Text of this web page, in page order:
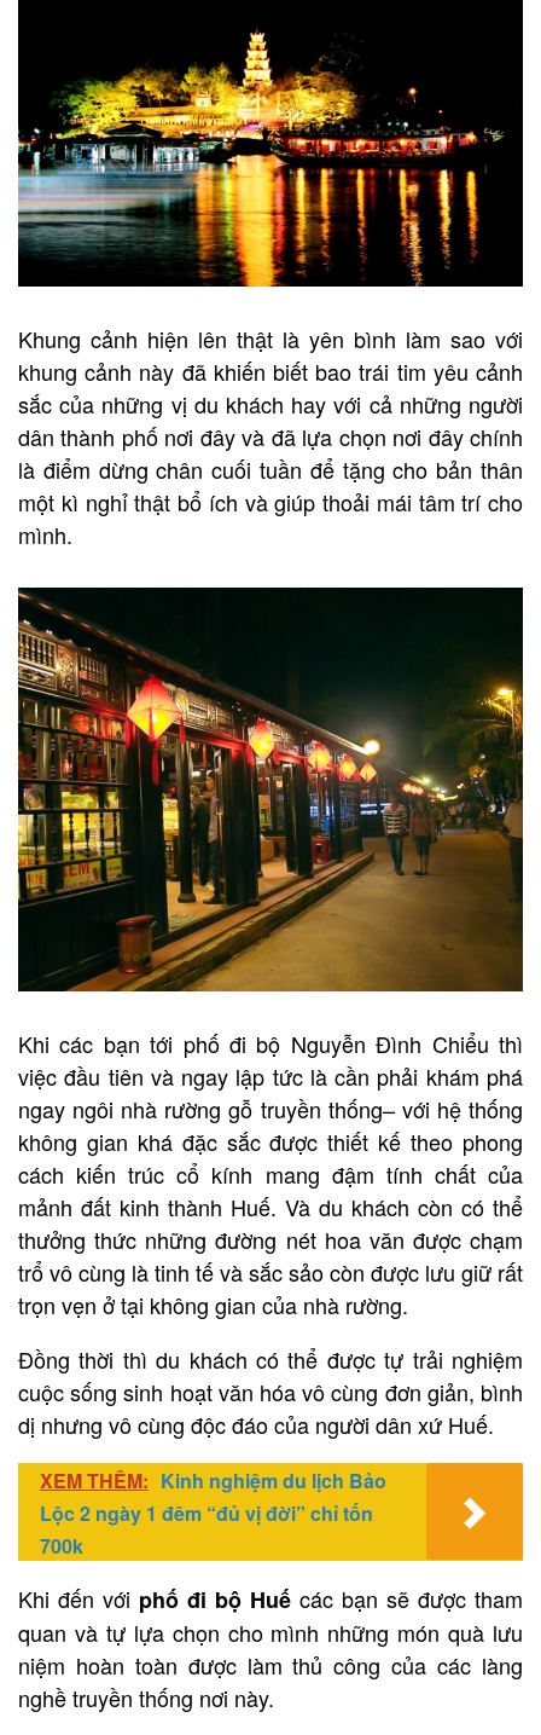
Khung cảnh hiện lên thật là yên bình làm sao với
khung cảnh này đã khiến biết bao trái tim yêu cảnh
sắc của những vị du khách hay với cả những người
dân thành phố nơi đây và đã lựa chọn nơi đây chính
là điểm dừng chân cuối tuần để tặng cho bản thân
một kì nghỉ thật bổ ích và giúp thoải mái tâm trí cho
mình.
Khi các bạn tới phố đi bộ Nguyễn Đình Chiểu thì
việc đầu tiên và ngay lập tức là cần phải khám phá
ngay ngôi nhà rường gỗ truyền thống– với hệ thống
không gian khá đặc sắc được thiết kế theo phong
cách kiến trúc cổ kính mang đậm tính chất của
mảnh đất kinh thành Huế. Và du khách còn có thể
thưởng thức những đường nét hoa văn được chạm
trổ vô cùng là tinh tế và sắc sảo còn được lưu giữ rất
trọn vẹn ở tại không gian của nhà rường.
Đồng thời thì du khách có thể được tự trải nghiệm
cuộc sống sinh hoạt văn hóa vô cùng đơn giản, bình
dị nhưng vô cùng độc đáo của người dân xứ Huế.
XEM THÊM: Kinh nghiệm du lịch Bảo
Lộc 2 ngày 1 đêm “đủ vị đời” chỉ tốn
700k
Khi đến với phố đi bộ Huế các bạn sẽ được tham
quan và tự lựa chọn cho mình những món quà lưu
niệm hoàn toàn được làm thủ công của các làng
nghề truyền thống nơi này.